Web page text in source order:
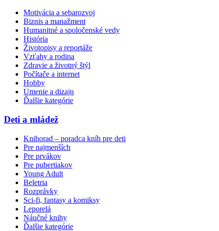
Motivácia a sebarozvoj
Biznis a manažment
Humanitné a spoločenské vedy
História
Životopisy a reportáže
Vzťahy a rodina
Zdravie a životný štýl
Počítače a internet
Hobby
Umenie a dizajn
Ďalšie kategórie
Deti a mládež
Knihorad – poradca kníh pre deti
Pre najmenších
Pre prvákov
Pre pubertiakov
Young Adult
Beletria
Rozprávky
Sci-fi, fantasy a komiksy
Leporelá
Náučné knihy
Ďalšie kategórie